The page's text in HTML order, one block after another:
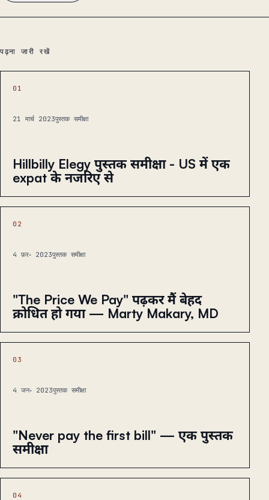
पढ़ना जारी रखें
01
21 मार्च 2023पुस्तक समीक्षा
Hillbilly Elegy पुस्तक समीक्षा - US में एक
expat के नजरिए से
02
4 फ़र॰ 2023पुस्तक समीक्षा
"The Price We Pay" पढ़कर मैं बेहद
क्रोधित हो गया — Marty Makary, MD
03
4 जन॰ 2023पुस्तक समीक्षा
"Never pay the first bill" — एक पुस्तक
समीक्षा
04